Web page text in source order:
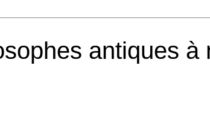
antiques à